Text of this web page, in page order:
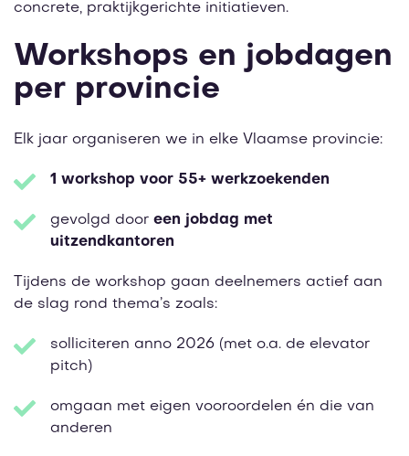
concrete, praktijkgerichte initiatieven.
Workshops en jobdagen
per provincie
Elk jaar organiseren we in elke Vlaamse provincie:
1 workshop voor 55+ werkzoekenden
gevolgd door een jobdag met
uitzendkantoren
Tijdens de workshop gaan deelnemers actief aan
de slag rond thema’s zoals:
solliciteren anno 2026 (met o.a. de elevator
pitch)
omgaan met eigen vooroordelen én die van
anderen